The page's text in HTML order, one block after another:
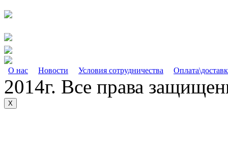
О нас Новости Условия сотрудничества
2014г. Все права